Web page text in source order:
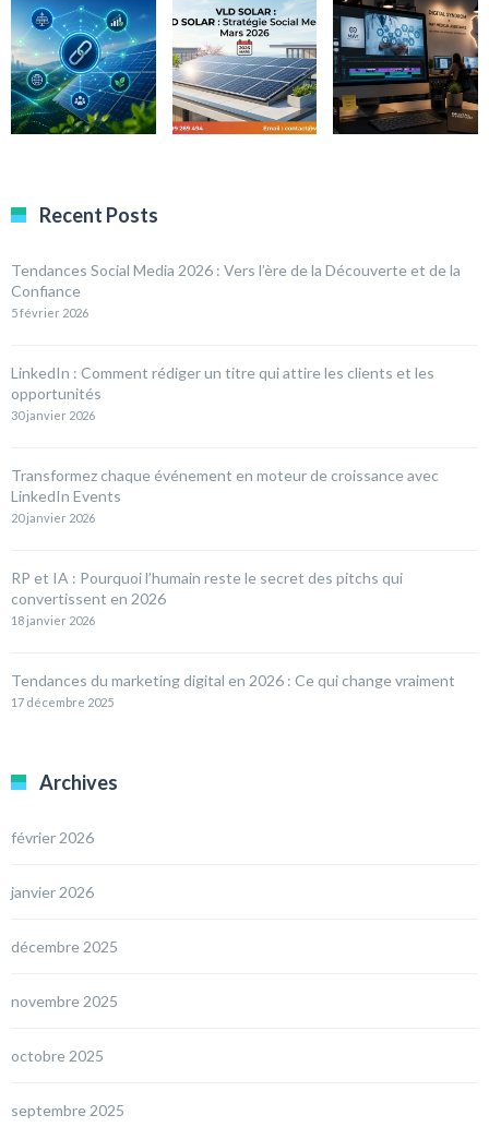
Recent Posts
Tendances Social Media 2026 : Vers l’ère de la Découverte et de la
Confiance
5 février 2026
LinkedIn : Comment rédiger un titre qui attire les clients et les
opportunités
30 janvier 2026
Transformez chaque événement en moteur de croissance avec
LinkedIn Events
20 janvier 2026
RP et IA : Pourquoi l’humain reste le secret des pitchs qui
convertissent en 2026
18 janvier 2026
Tendances du marketing digital en 2026 : Ce qui change vraiment
17 décembre 2025
Archives
février 2026
janvier 2026
décembre 2025
novembre 2025
octobre 2025
septembre 2025